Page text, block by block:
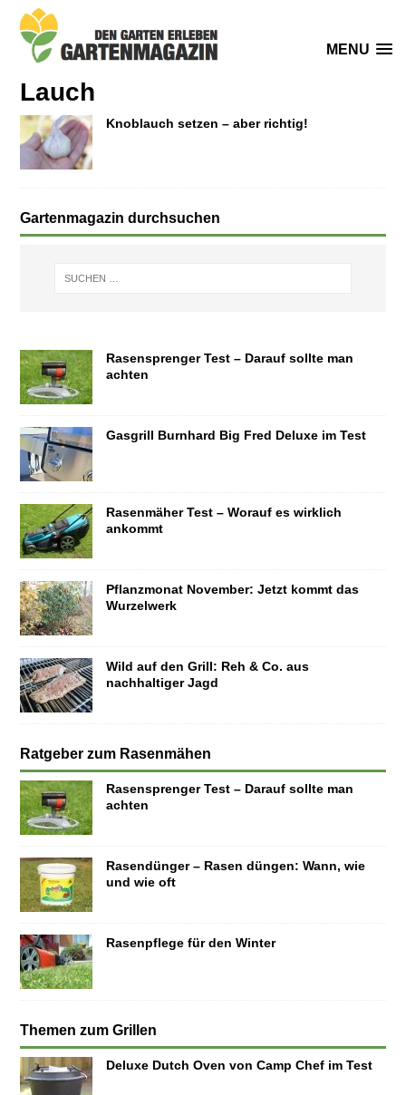
MENU
Lauch
Knoblauch setzen – aber richtig!
Gartenmagazin durchsuchen
Rasensprenger Test – Darauf sollte man
achten
Gasgrill Burnhard Big Fred Deluxe im Test
Rasenmäher Test – Worauf es wirklich
ankommt
Pflanzmonat November: Jetzt kommt das
Wurzelwerk
Wild auf den Grill: Reh & Co. aus
nachhaltiger Jagd
Ratgeber zum Rasenmähen
Rasensprenger Test – Darauf sollte man
achten
Rasendünger – Rasen düngen: Wann, wie
und wie oft
Rasenpflege für den Winter
Themen zum Grillen
Deluxe Dutch Oven von Camp Chef im Test